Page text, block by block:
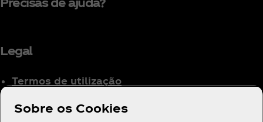
Legal
Termos de utilização
para Consumidores
Sobre os Cookies